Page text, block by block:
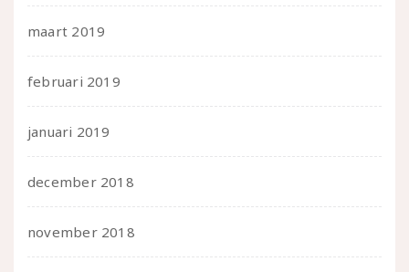
maart 2019
februari 2019
januari 2019
december 2018
november 2018